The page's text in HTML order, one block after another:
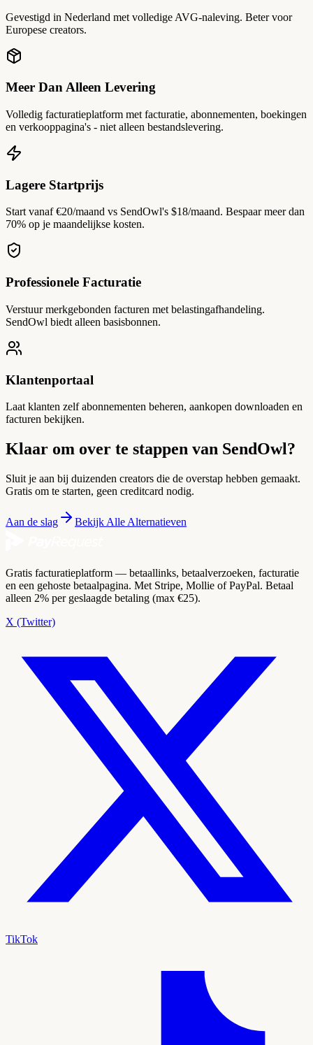
Gevestigd in Nederland met volledige AVG-naleving. Beter voor
Europese creators.
Meer Dan Alleen Levering
Volledig facturatieplatform met facturatie, abonnementen, boekingen
en verkooppagina's - niet alleen bestandslevering.
Lagere Startprijs
Start vanaf €20/maand vs SendOwl's $18/maand. Bespaar meer dan
70% op je maandelijkse kosten.
Professionele Facturatie
Verstuur merkgebonden facturen met belastingafhandeling.
SendOwl biedt alleen basisbonnen.
Klantenportaal
Laat klanten zelf abonnementen beheren, aankopen downloaden en
facturen bekijken.
Klaar om over te stappen van SendOwl?
Sluit je aan bij duizenden creators die de overstap hebben gemaakt.
Gratis om te starten, geen creditcard nodig.
Aan de slag Bekijk Alle Alternatieven
Gratis facturatieplatform — betaallinks, betaalverzoeken, facturatie
en een gehoste betaalpagina. Met Stripe, Mollie of PayPal. Betaal
alleen 2% per geslaagde betaling (max €25).
X (Twitter)
TikTok